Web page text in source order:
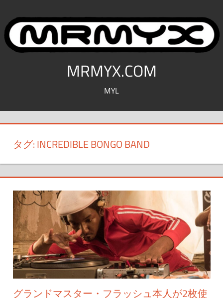
テ
ッ
MRMYX.COM
MYL
タグ:INCREDIBLE BONGO BAND
グランドマスター・フラッシュ本人が2枚使